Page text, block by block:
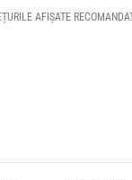
AFIȘATE